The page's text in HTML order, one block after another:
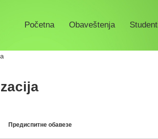
Početna Obaveštenja
Предиспитнe обавезe